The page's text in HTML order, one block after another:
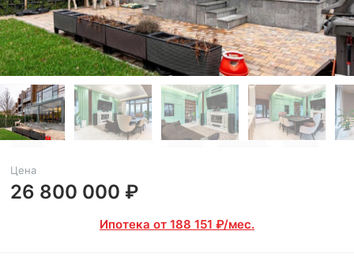
Цена
26 800 000 ₽
Ипотека от 188 151 ₽/мес.